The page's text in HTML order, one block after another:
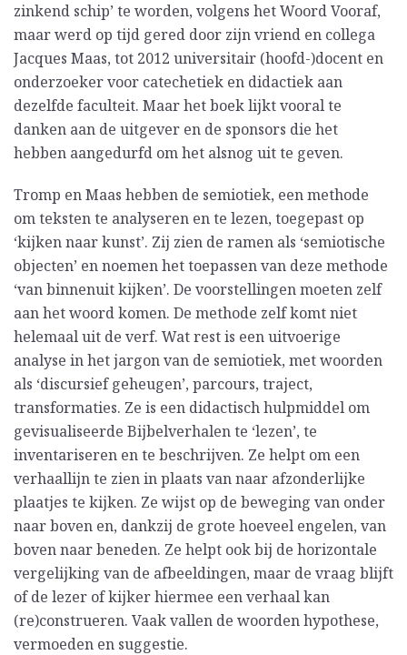
zinkend schip’ te worden, volgens het Woord Vooraf,
maar werd op tijd gered door zijn vriend en collega
Jacques Maas, tot 2012 universitair (hoofd-)docent en
onderzoeker voor catechetiek en didactiek aan
dezelfde faculteit. Maar het boek lijkt vooral te
danken aan de uitgever en de sponsors die het
hebben aangedurfd om het alsnog uit te geven.
Tromp en Maas hebben de semiotiek, een methode
om teksten te analyseren en te lezen, toegepast op
‘kijken naar kunst’. Zij zien de ramen als ‘semiotische
objecten’ en noemen het toepassen van deze methode
‘van binnenuit kijken’. De voorstellingen moeten zelf
aan het woord komen. De methode zelf komt niet
helemaal uit de verf. Wat rest is een uitvoerige
analyse in het jargon van de semiotiek, met woorden
als ‘discursief geheugen’, parcours, traject,
transformaties. Ze is een didactisch hulpmiddel om
gevisualiseerde Bijbelverhalen te ‘lezen’, te
inventariseren en te beschrijven. Ze helpt om een
verhaallijn te zien in plaats van naar afzonderlijke
plaatjes te kijken. Ze wijst op de beweging van onder
naar boven en, dankzij de grote hoeveel engelen, van
boven naar beneden. Ze helpt ook bij de horizontale
vergelijking van de afbeeldingen, maar de vraag blijft
of de lezer of kijker hiermee een verhaal kan
(re)construeren. Vaak vallen de woorden hypothese,
vermoeden en suggestie.